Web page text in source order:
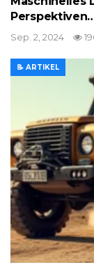
Sep. 2, 2024
📝 ARTIKEL